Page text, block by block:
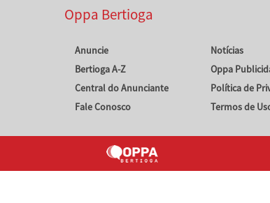
Oppa Bertioga
Anuncie
Bertioga A-Z
Central do Anunciante
Fale Conosco
Notícias
Oppa
Política de
Termos de